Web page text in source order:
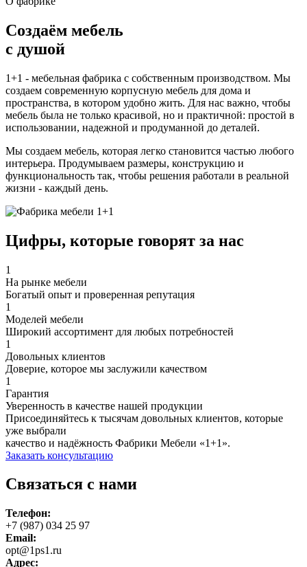
Создаём мебель
с душой
1+1 - мебельная фабрика с собственным производством. Мы
создаем современную корпусную мебель для дома и
пространства, в котором удобно жить. Для нас важно, чтобы
мебель была не только красивой, но и практичной: простой в
использовании, надежной и продуманной до деталей.
Мы создаем мебель, которая легко становится частью любого
интерьера. Продумываем размеры, конструкцию и
функциональность так, чтобы решения работали в реальной
жизни - каждый день.
Цифры, которые говорят за нас
1
На рынке мебели
Богатый опыт и проверенная репутация
1
Моделей мебели
Широкий ассортимент для любых потребностей
1
Довольных клиентов
Доверие, которое мы заслужили качеством
1
Гарантия
Уверенность в качестве нашей продукции
Присоединяйтесь к тысячам довольных клиентов, которые
уже выбрали
качество и надёжность Фабрики Мебели «1+1».
Заказать консультацию
Связаться с нами
Телефон:
+7 (987) 034 25 97
Email:
opt@1ps1.ru
Адрес: